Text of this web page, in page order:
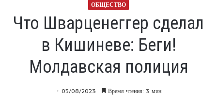
ОБЩЕСТВО
Что Шварценеггер сделал
в Кишиневе: Беги!
Молдавская полиция
05/08/2023 Время чтения: 3 мин.